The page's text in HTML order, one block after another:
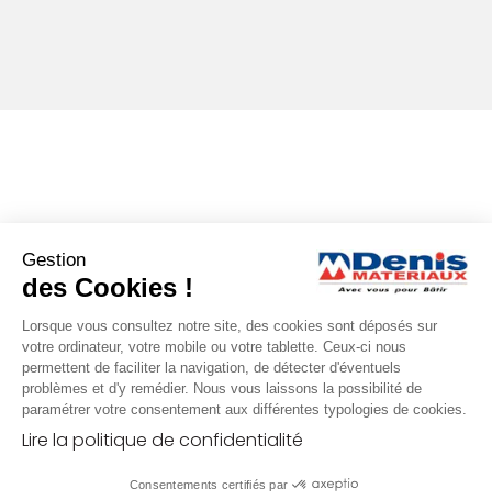
Gestion
des Cookies !
Lorsque vous consultez notre site, des cookies sont déposés sur
votre ordinateur, votre mobile ou votre tablette. Ceux-ci nous
permettent de faciliter la navigation, de détecter d'éventuels
problèmes et d'y remédier. Nous vous laissons la possibilité de
paramétrer votre consentement aux différentes typologies de cookies.
Lire la politique de confidentialité
Consentements certifiés par